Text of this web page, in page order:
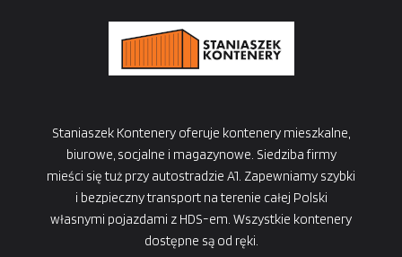
Staniaszek Kontenery oferuje kontenery mieszkalne,
biurowe, socjalne i magazynowe. Siedziba firmy
mieści się tuż przy autostradzie A1. Zapewniamy szybki
i bezpieczny transport na terenie całej Polski
własnymi pojazdami z HDS-em. Wszystkie kontenery
dostępne są od ręki.